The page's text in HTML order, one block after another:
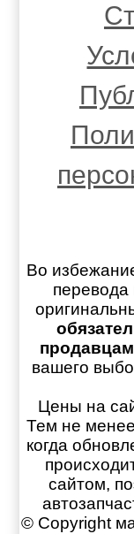
Во
перевода
вашего
Цены на
Тем не
когда
сайтом,
© Copyright